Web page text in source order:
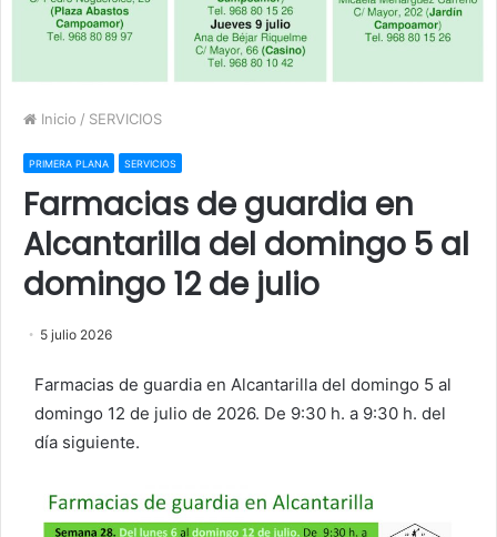
Inicio / SERVICIOS
PRIMERA PLANA SERVICIOS
Farmacias de guardia en
Alcantarilla del domingo 5 al
domingo 12 de julio
5 julio 2026
Farmacias de guardia en Alcantarilla del domingo 5 al
domingo 12 de julio de 2026. De 9:30 h. a 9:30 h. del
día siguiente.